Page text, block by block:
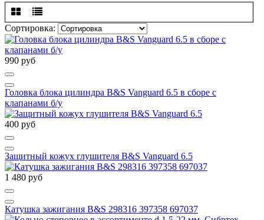
Сортировка:
990 руб
Головка блока цилиндра B&S Vanguard 6.5 в сборе с
клапанами б/у
400 руб
Защитный кожух глушителя B&S Vanguard 6.5
1 480 руб
Катушка зажигания B&S 298316 397358 697037